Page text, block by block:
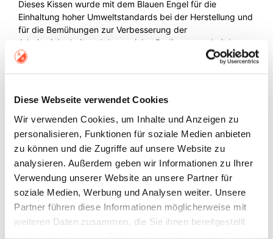
Diese Webseite verwendet Cookies
Wir verwenden Cookies, um Inhalte und Anzeigen zu
personalisieren, Funktionen für soziale Medien anbieten
zu können und die Zugriffe auf unsere Website zu
analysieren. Außerdem geben wir Informationen zu Ihrer
Verwendung unserer Website an unsere Partner für
soziale Medien, Werbung und Analysen weiter. Unsere
Partner führen diese Informationen möglicherweise mit
weiteren Daten zusammen, die Sie ihnen bereitgestellt
Dieses Kissen wurde mit dem Blauen Engel für die
Einhaltung hoher Umweltstandards bei der Herstellung und
für die Bemühungen zur Verbesserung der
Arbeitssicherheit und der sozialen Bedingungen bei der
Herstellung ausgezeichnet. Durch den Verzicht auf
Zusätzliche Information
Gewicht
1,14 kg
Größe
45 × 45 cm
Marke